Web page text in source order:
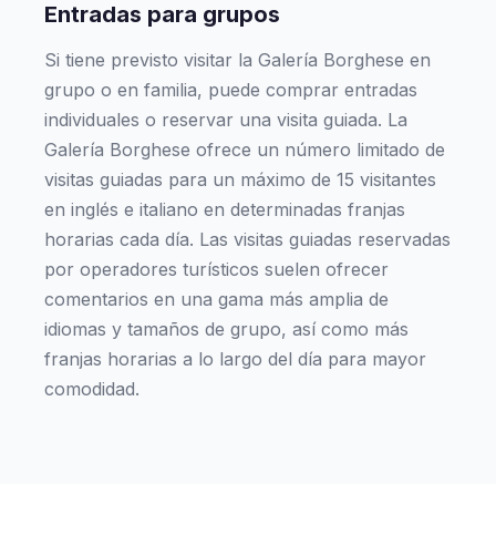
Entradas para grupos
Si tiene previsto visitar la Galería Borghese en
grupo o en familia, puede comprar entradas
individuales o reservar una visita guiada. La
Galería Borghese ofrece un número limitado de
visitas guiadas para un máximo de 15 visitantes
en inglés e italiano en determinadas franjas
horarias cada día. Las visitas guiadas reservadas
por operadores turísticos suelen ofrecer
comentarios en una gama más amplia de
idiomas y tamaños de grupo, así como más
franjas horarias a lo largo del día para mayor
comodidad.